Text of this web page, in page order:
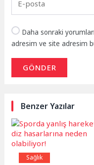
Daha sonraki
adresim ve site adresim
GÖNDER
Benzer Yazılar
Sağlık